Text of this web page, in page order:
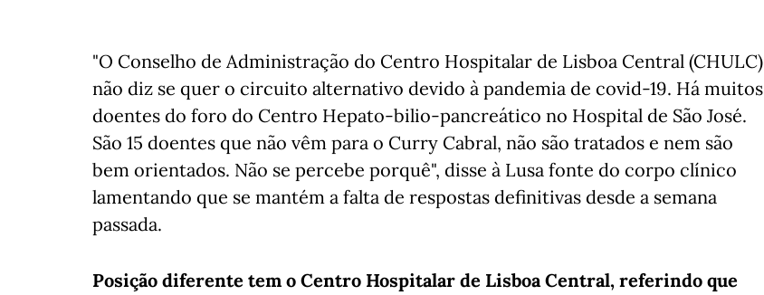
"O Conselho de Administração do Centro Hospitalar de Lisboa Central (CHULC)
não diz se quer o circuito alternativo devido à pandemia de covid-19. Há muitos
doentes do foro do Centro Hepato-bilio-pancreático no Hospital de São José.
São 15 doentes que não vêm para o Curry Cabral, não são tratados e nem são
bem orientados. Não se percebe porquê", disse à Lusa fonte do corpo clínico
lamentando que se mantém a falta de respostas definitivas desde a semana
passada.
Posição diferente tem o Centro Hospitalar de Lisboa Central, referindo que